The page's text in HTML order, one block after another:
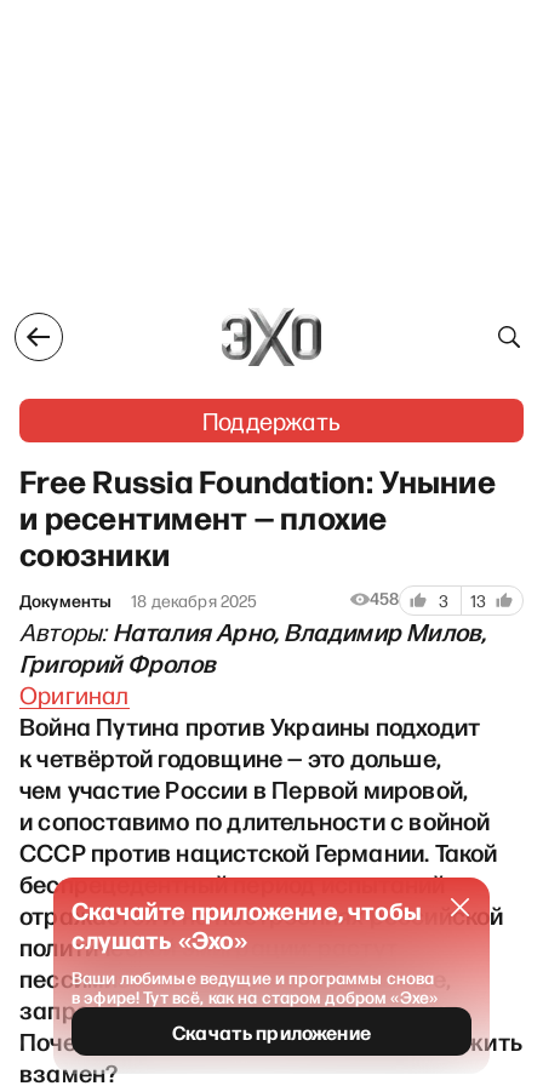
Поддержать
Free Russia Foundation: Уныние
и ресентимент — плохие
союзники
Документы 18 декабря 2025 458 3 13
Авторы:Наталия Арно, Владимир Милов,
Григорий Фролов
Оригинал
Война Путина против Украины подходит
к четвёртой годовщине — это дольше,
чем участие России в Первой мировой,
и сопоставимо по длительности с войной
СССР против нацистской Германии. Такой
беспрецедентный период испытаний
отражается и на настроениях российской
политической эмиграции: растут
пессимизм и, что гораздо тревожнее,
запрос на политический ресентимент.
Почему это опасно и что можно предложить
взамен?
Скачайте приложение, чтобы
слушать «Эхо»
Ваши любимые ведущие и программы снова
в эфире! Тут всё, как на старом добром «Эхе»
Скачать приложение